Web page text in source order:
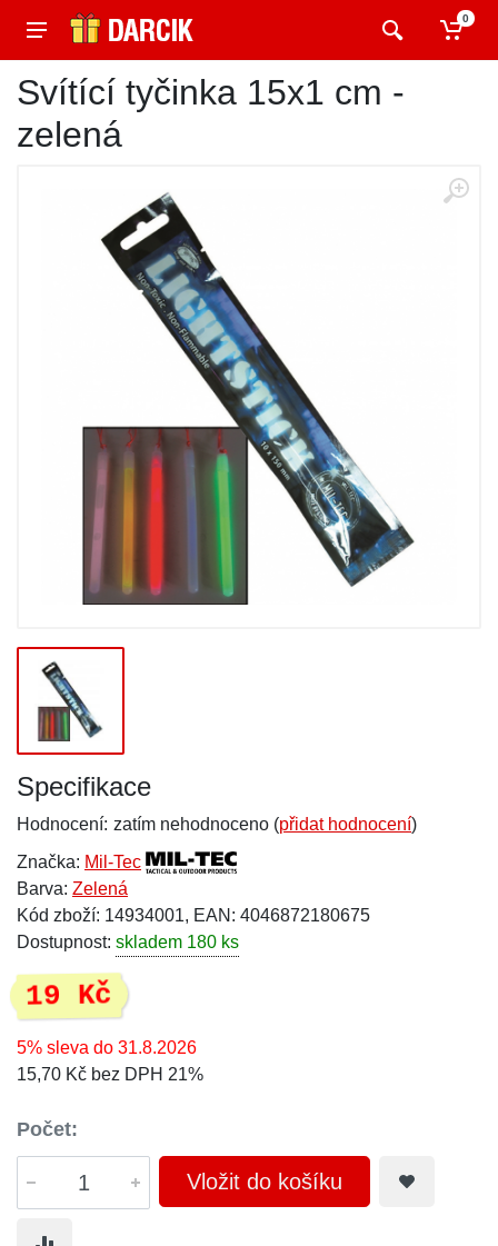
0
Svítící tyčinka 15x1 cm -
zelená
Specifikace
Hodnocení: zatím nehodnoceno (přidat hodnocení)
Značka: Mil-Tec
Barva: Zelená
Kód zboží: 14934001, EAN: 4046872180675
Dostupnost: skladem 180 ks
19 Kč
5% sleva do 31.8.2026
15,70 Kč bez DPH 21%
Počet:
Vložit do košíku